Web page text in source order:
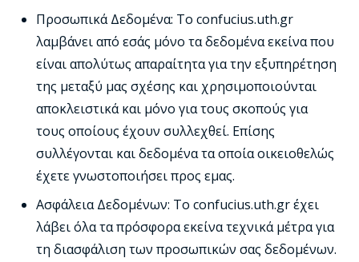
Προσωπικά Δεδομένα: Το confucius.uth.gr
λαμβάνει από εσάς μόνο τα δεδομένα εκείνα που
είναι απολύτως απαραίτητα για την εξυπηρέτηση
της μεταξύ μας σχέσης και χρησιμοποιούνται
αποκλειστικά και μόνο για τους σκοπούς για
τους οποίους έχουν συλλεχθεί. Επίσης
συλλέγονται και δεδομένα τα οποία οικειοθελώς
έχετε γνωστοποιήσει προς εμας.
Ασφάλεια Δεδομένων: Το confucius.uth.gr έχει
λάβει όλα τα πρόσφορα εκείνα τεχνικά μέτρα για
τη διασφάλιση των προσωπικών σας δεδομένων.